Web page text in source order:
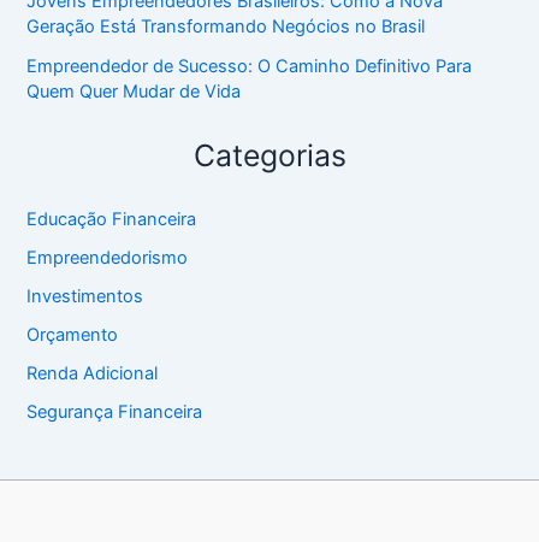
Geração Está Transformando Negócios no Brasil
Empreendedor de Sucesso: O Caminho Definitivo Para
Quem Quer Mudar de Vida
Categorias
Educação Financeira
Empreendedorismo
Investimentos
Orçamento
Renda Adicional
Segurança Financeira